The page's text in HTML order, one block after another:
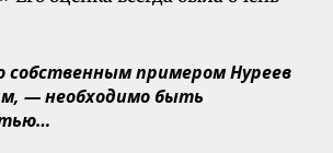
собственным примером Нуреев
— необходимо быть